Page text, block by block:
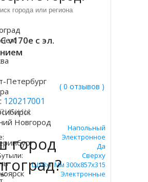
v170e с эл.
( 0 отзывов )
120217001
Напольный
Электронное
Да
Сверху
ШхВхГ Мм 300х857х315
Электронные
город
Петербург
Новгород